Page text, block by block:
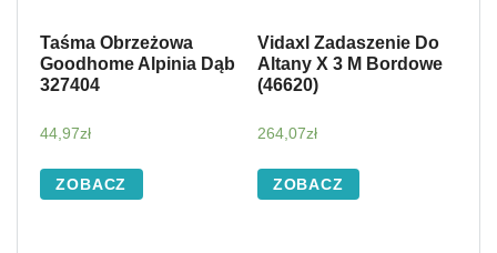
Taśma Obrzeżowa
Goodhome Alpinia Dąb
327404
44,97zł
ZOBACZ
Vidaxl Zadaszenie Do
Altany X 3 M Bordowe
(46620)
264,07zł
ZOBACZ